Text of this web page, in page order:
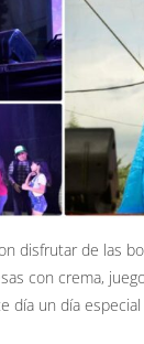
disfrutar de las
con crema,
día un día